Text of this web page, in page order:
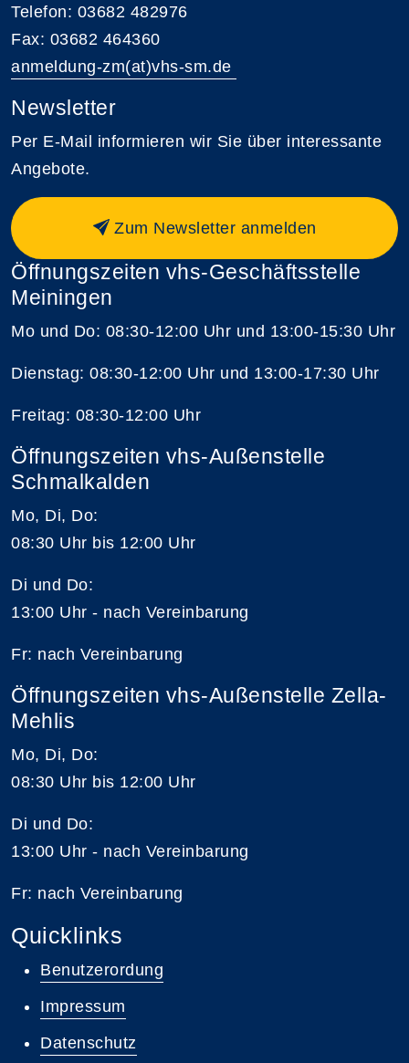
Telefon: 03682 482976
Fax: 03682 464360
anmeldung-zm(at)vhs-sm.de
Newsletter
Per E-Mail informieren wir Sie über interessante
Angebote.
Zum Newsletter anmelden
Öffnungszeiten vhs-Geschäftsstelle
Meiningen
Mo und Do: 08:30-12:00 Uhr und 13:00-15:30 Uhr
Dienstag: 08:30-12:00 Uhr und 13:00-17:30 Uhr
Freitag: 08:30-12:00 Uhr
Öffnungszeiten vhs-Außenstelle
Schmalkalden
Mo, Di, Do:
08:30 Uhr bis 12:00 Uhr
Di und Do:
13:00 Uhr - nach Vereinbarung
Fr: nach Vereinbarung
Öffnungszeiten vhs-Außenstelle Zella-
Mehlis
Mo, Di, Do:
08:30 Uhr bis 12:00 Uhr
Di und Do:
13:00 Uhr - nach Vereinbarung
Fr: nach Vereinbarung
Quicklinks
Benutzerordung
Impressum
Datenschutz